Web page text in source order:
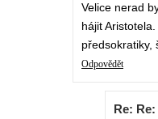
Velice nerad
hájit
předsokratiky,
Odpovědět
Re: